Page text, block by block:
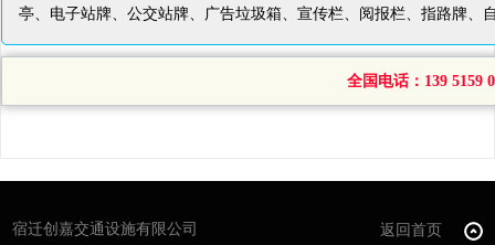
亭、电子站牌、公交站牌、广告垃圾箱、宣传栏、阅报栏、指路牌、
全国电话：139 5159
宿迁创嘉交通设施有限公司 返回首页